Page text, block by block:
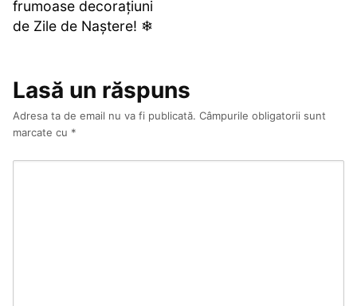
frumoase decorațiuni
de Zile de Naștere! ❄
Lasă un răspuns
Adresa ta de email nu va fi publicată. Câmpurile obligatorii sunt
marcate cu *